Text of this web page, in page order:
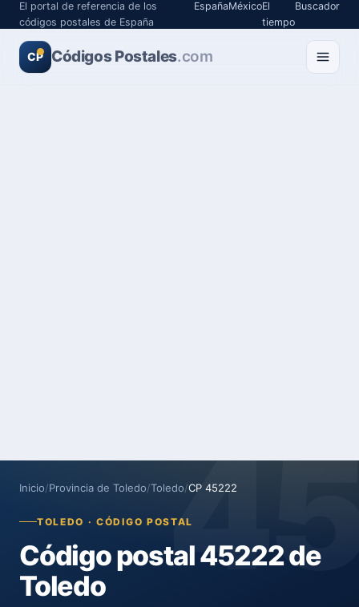
El portal de referencia de los
códigos postales de España
EspañaMéxicoEl
tiempo
Buscador
CP Códigos Postales.com
Inicio/Provincia de Toledo/Toledo/CP 45222
TOLEDO · CÓDIGO POSTAL
Código postal 45222 de
Toledo